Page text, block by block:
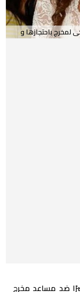
لمخرج باحتجازها و
ضد مساعد مخرج